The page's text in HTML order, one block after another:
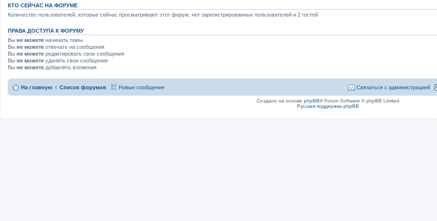
КТО СЕЙЧАС НА ФОРУМЕ
Количество пользователей, которые сейчас просматривают этот форум: нет зарегистрированных пользователей и 2 гостей
ПРАВА ДОСТУПА К ФОРУМУ
Вы не можете начинать темы
Вы не можете отвечать на сообщения
Вы не можете редактировать свои сообщения
Вы не можете удалять свои сообщения
Вы не можете добавлять вложения
На главную Список форумов Новые сообщения Связаться с администрацией
Создано на основе phpBB® Forum Software © phpBB Limited
Русская поддержка phpBB